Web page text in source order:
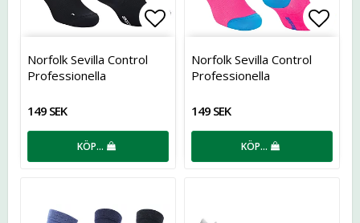
Lägg till i favoritlistan
Norfolk Sevilla Control
Professionella
149 SEK
KÖP…
Norfolk Sevilla Control
Professionella
149 SEK
KÖP…